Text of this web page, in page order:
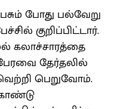
போது பல்வேறு
குறிப்பிட்டார்.
கலாச்சாரத்தை
தேர்தலில்
பெறுவோம்.